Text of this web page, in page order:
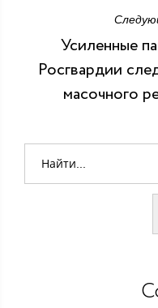
Усиленные
Росгвардии
масочного